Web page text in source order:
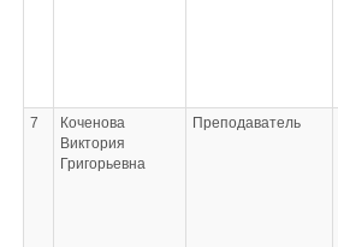
7
Коченова
Виктория
Григорьевна
Преподаватель